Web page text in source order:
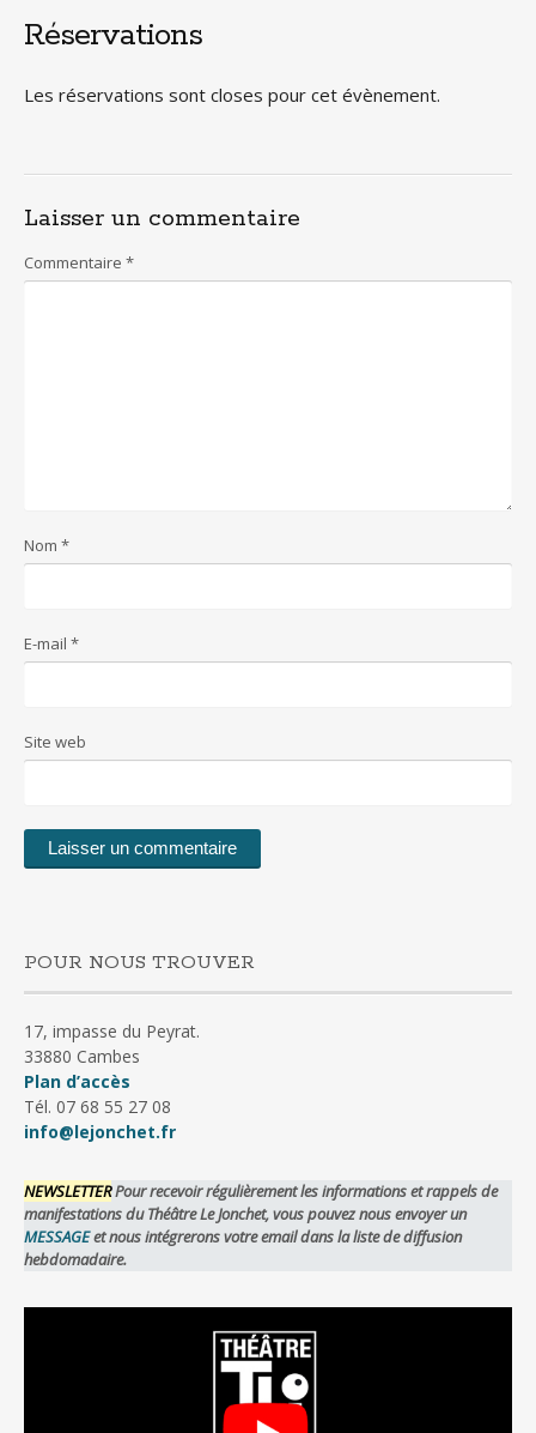
Réservations
Les réservations sont closes pour cet évènement.
Laisser un commentaire
Commentaire *
Nom *
E-mail *
Site web
POUR NOUS TROUVER
17, impasse du Peyrat.
33880 Cambes
Plan d’accès
Tél. 07 68 55 27 08
info@lejonchet.fr
NEWSLETTERPour recevoir régulièrement les informations et rappels de
manifestations du Théâtre Le Jonchet, vous pouvez nous envoyer un
MESSAGEet nous intégrerons votre email dans la liste de diffusion
hebdomadaire.